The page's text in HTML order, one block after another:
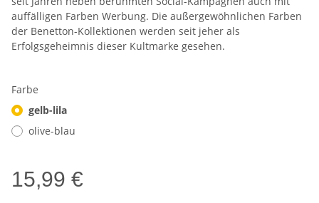
auffälligen Farben Werbung. Die außergewöhnlichen Farben
der Benetton-Kollektionen werden seit jeher als
Erfolgsgeheimnis dieser Kultmarke gesehen.
Farbe
gelb-lila
olive-blau
15,99 €